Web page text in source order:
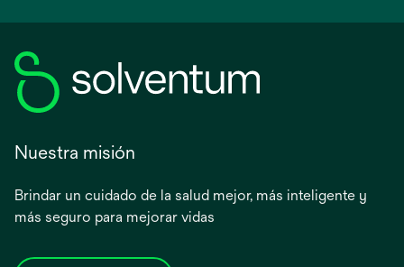
Nuestra misión
Brindar un cuidado de la salud mejor, más inteligente y
más seguro para mejorar vidas